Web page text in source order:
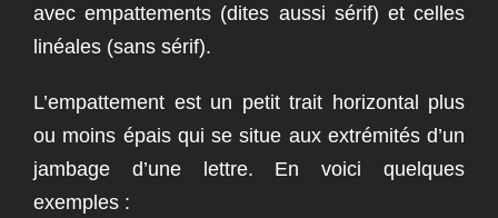
avec empattements (dites aussi sérif) et celles
linéales (sans sérif).
L’empattement est un petit trait horizontal plus
ou moins épais qui se situe aux extrémités d’un
jambage d’une lettre. En voici quelques
exemples :